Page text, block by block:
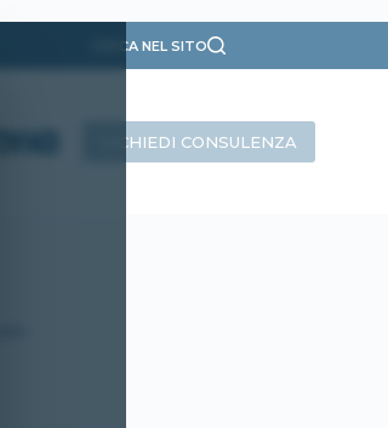
CERCA NEL SITO
RICHIEDI CONSULENZA